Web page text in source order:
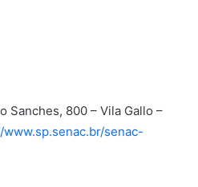
Sanches, 800 – Vila Gallo –
senac-